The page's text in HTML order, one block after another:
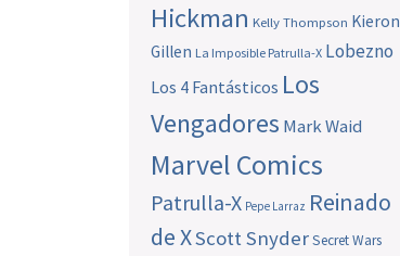
Hickman Kelly Thompson Kieron
Gillen La Imposible Patrulla-X Lobezno
Los 4 Fantásticos Los
Vengadores Mark Waid
Marvel Comics
Patrulla-X Pepe Larraz Reinado
de XScott SnyderSecret Wars